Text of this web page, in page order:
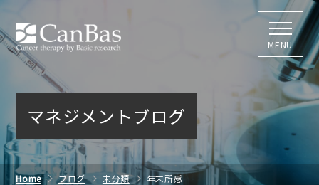
株式会社キャン
MENU
マネジメントブログ
Home ブログ 未分類 年末所感